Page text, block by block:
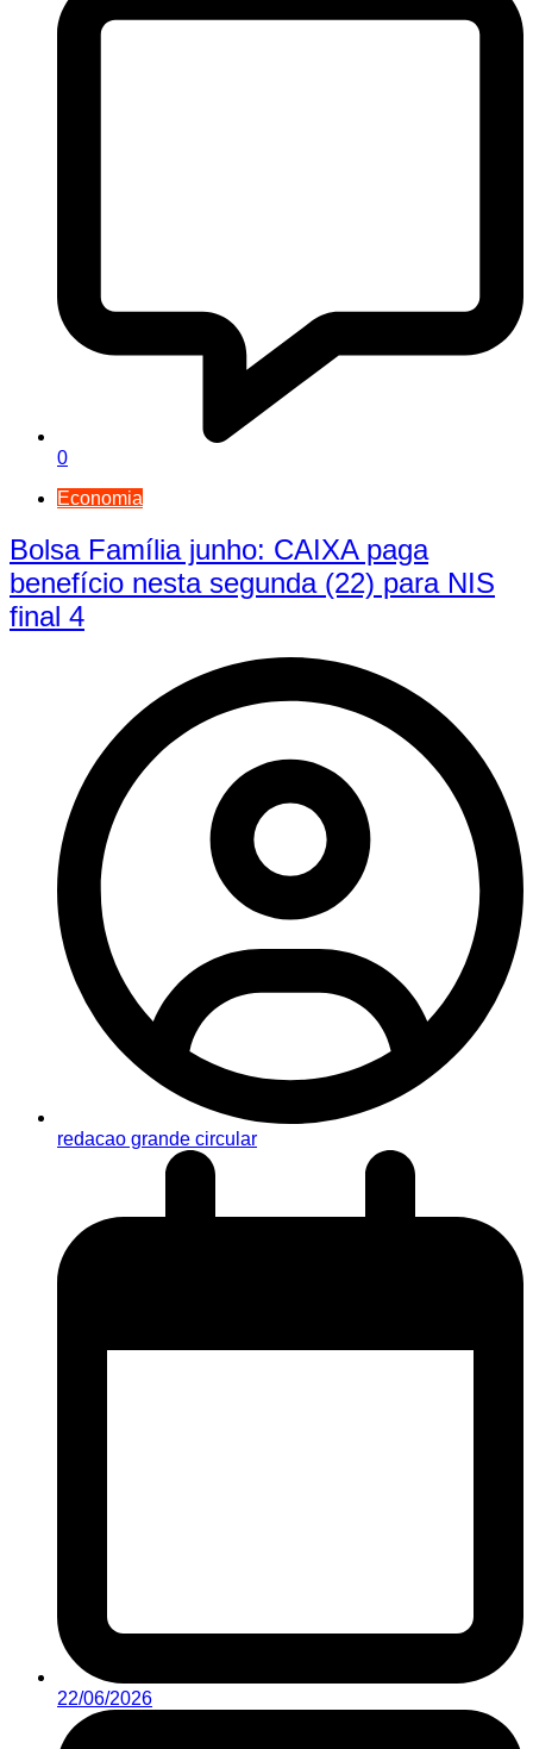
0
Economia
Bolsa Família junho: CAIXA paga
benefício nesta segunda (22) para NIS
final 4
redacao grande circular
22/06/2026